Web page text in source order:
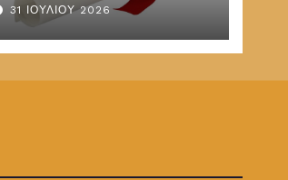
στις
31 ΙΟΥΛΊΟΥ 2026